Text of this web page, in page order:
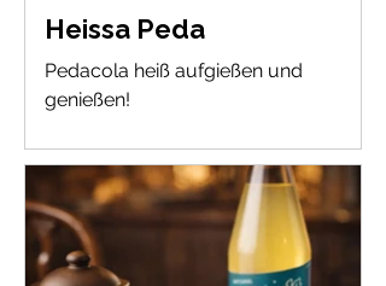
Heissa Peda
Pedacola heiß aufgießen und
genießen!